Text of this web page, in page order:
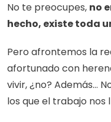
No te preocupes, no
hecho, existe toda
Pero afrontemos la
afortunado con
vivir, ¿no? Además…
los que el trabajo nos